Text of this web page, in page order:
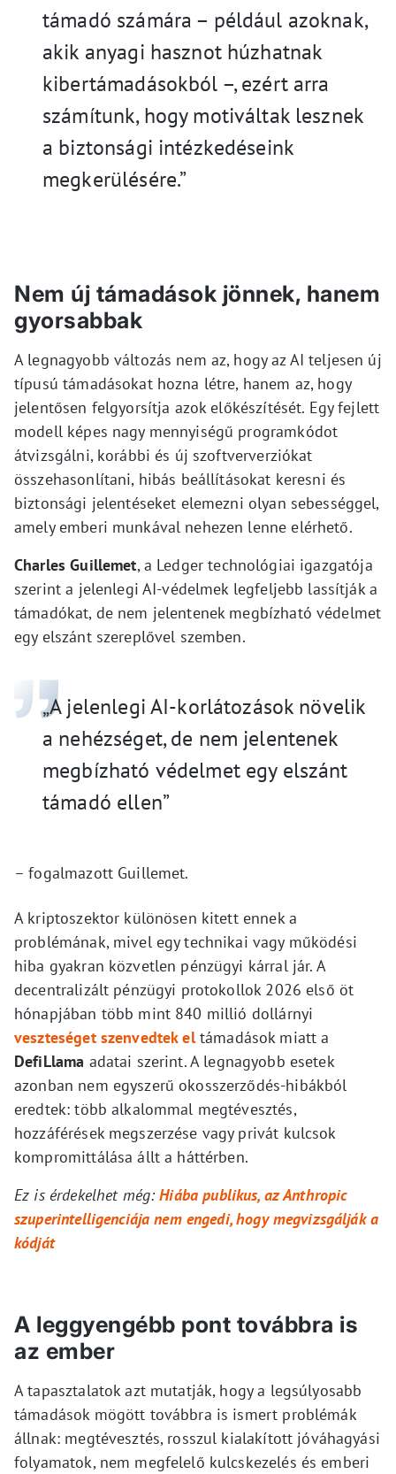
támadó számára – például azoknak,
akik anyagi hasznot húzhatnak
kibertámadásokból –, ezért arra
számítunk, hogy motiváltak lesznek
a biztonsági intézkedéseink
megkerülésére.”
Nem új támadások jönnek, hanem
gyorsabbak
A legnagyobb változás nem az, hogy az AI teljesen új
típusú támadásokat hozna létre, hanem az, hogy
jelentősen felgyorsítja azok előkészítését. Egy fejlett
modell képes nagy mennyiségű programkódot
átvizsgálni, korábbi és új szoftververziókat
összehasonlítani, hibás beállításokat keresni és
biztonsági jelentéseket elemezni olyan sebességgel,
amely emberi munkával nehezen lenne elérhető.
Charles Guillemet, a Ledger technológiai igazgatója
szerint a jelenlegi AI-védelmek legfeljebb lassítják a
támadókat, de nem jelentenek megbízható védelmet
egy elszánt szereplővel szemben.
„A jelenlegi AI-korlátozások növelik
a nehézséget, de nem jelentenek
megbízható védelmet egy elszánt
támadó ellen”
– fogalmazott Guillemet.
A kriptoszektor különösen kitett ennek a
problémának, mivel egy technikai vagy működési
hiba gyakran közvetlen pénzügyi kárral jár. A
decentralizált pénzügyi protokollok 2026 első öt
hónapjában több mint 840 millió dollárnyi
veszteséget szenvedtek eltámadások miatt a
DefiLlama adatai szerint. A legnagyobb esetek
azonban nem egyszerű okosszerződés-hibákból
eredtek: több alkalommal megtévesztés,
hozzáférések megszerzése vagy privát kulcsok
kompromittálása állt a háttérben.
Ez is érdekelhet még:Hiába publikus, az Anthropic
szuperintelligenciája nem engedi, hogy megvizsgálják a
kódját
A leggyengébb pont továbbra is
az ember
A tapasztalatok azt mutatják, hogy a legsúlyosabb
támadások mögött továbbra is ismert problémák
állnak: megtévesztés, rosszul kialakított jóváhagyási
folyamatok, nem megfelelő kulcskezelés és emberi